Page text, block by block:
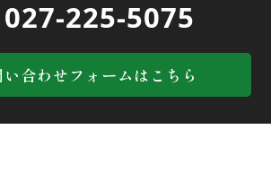
027-225-5075
い合わせフォームはこちら